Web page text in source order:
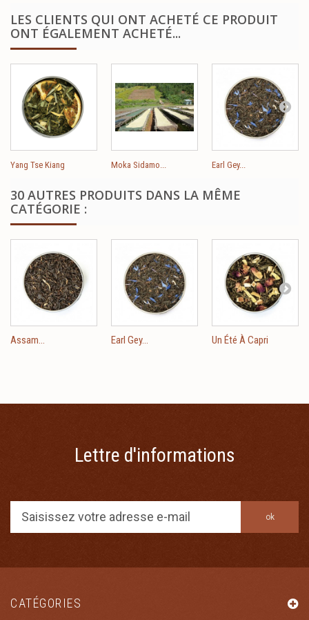
LES CLIENTS QUI ONT ACHETÉ CE PRODUIT
ONT ÉGALEMENT ACHETÉ...
Yang Tse Kiang Moka Sidamo... Earl Gey...
30 AUTRES PRODUITS DANS LA MÊME
CATÉGORIE :
Assam... Earl Gey... Un Été À Capri
Lettre d'informations
ok
CATÉGORIES